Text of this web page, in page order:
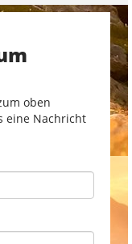
oben
eine Nachricht